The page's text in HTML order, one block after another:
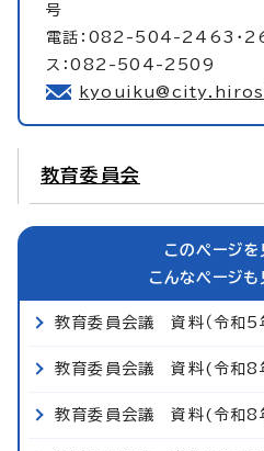
号
電話：082-504-2463・
ス：082-504-2509
教育委員会
このページ
こんなページ
教育委員会議 資料（令和5
教育委員会議 資料(令和8
教育委員会議 資料(令和8